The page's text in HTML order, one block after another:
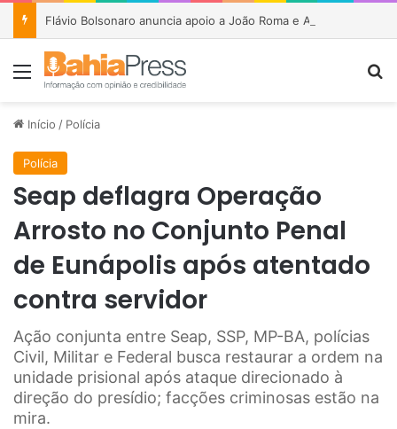
Menu
Início / Polícia
Polícia
Seap deflagra Operação
Arrosto no Conjunto Penal
de Eunápolis após atentado
contra servidor
Ação conjunta entre Seap, SSP, MP-BA, polícias
Civil, Militar e Federal busca restaurar a ordem na
unidade prisional após ataque direcionado à
direção do presídio; facções criminosas estão na
mira.